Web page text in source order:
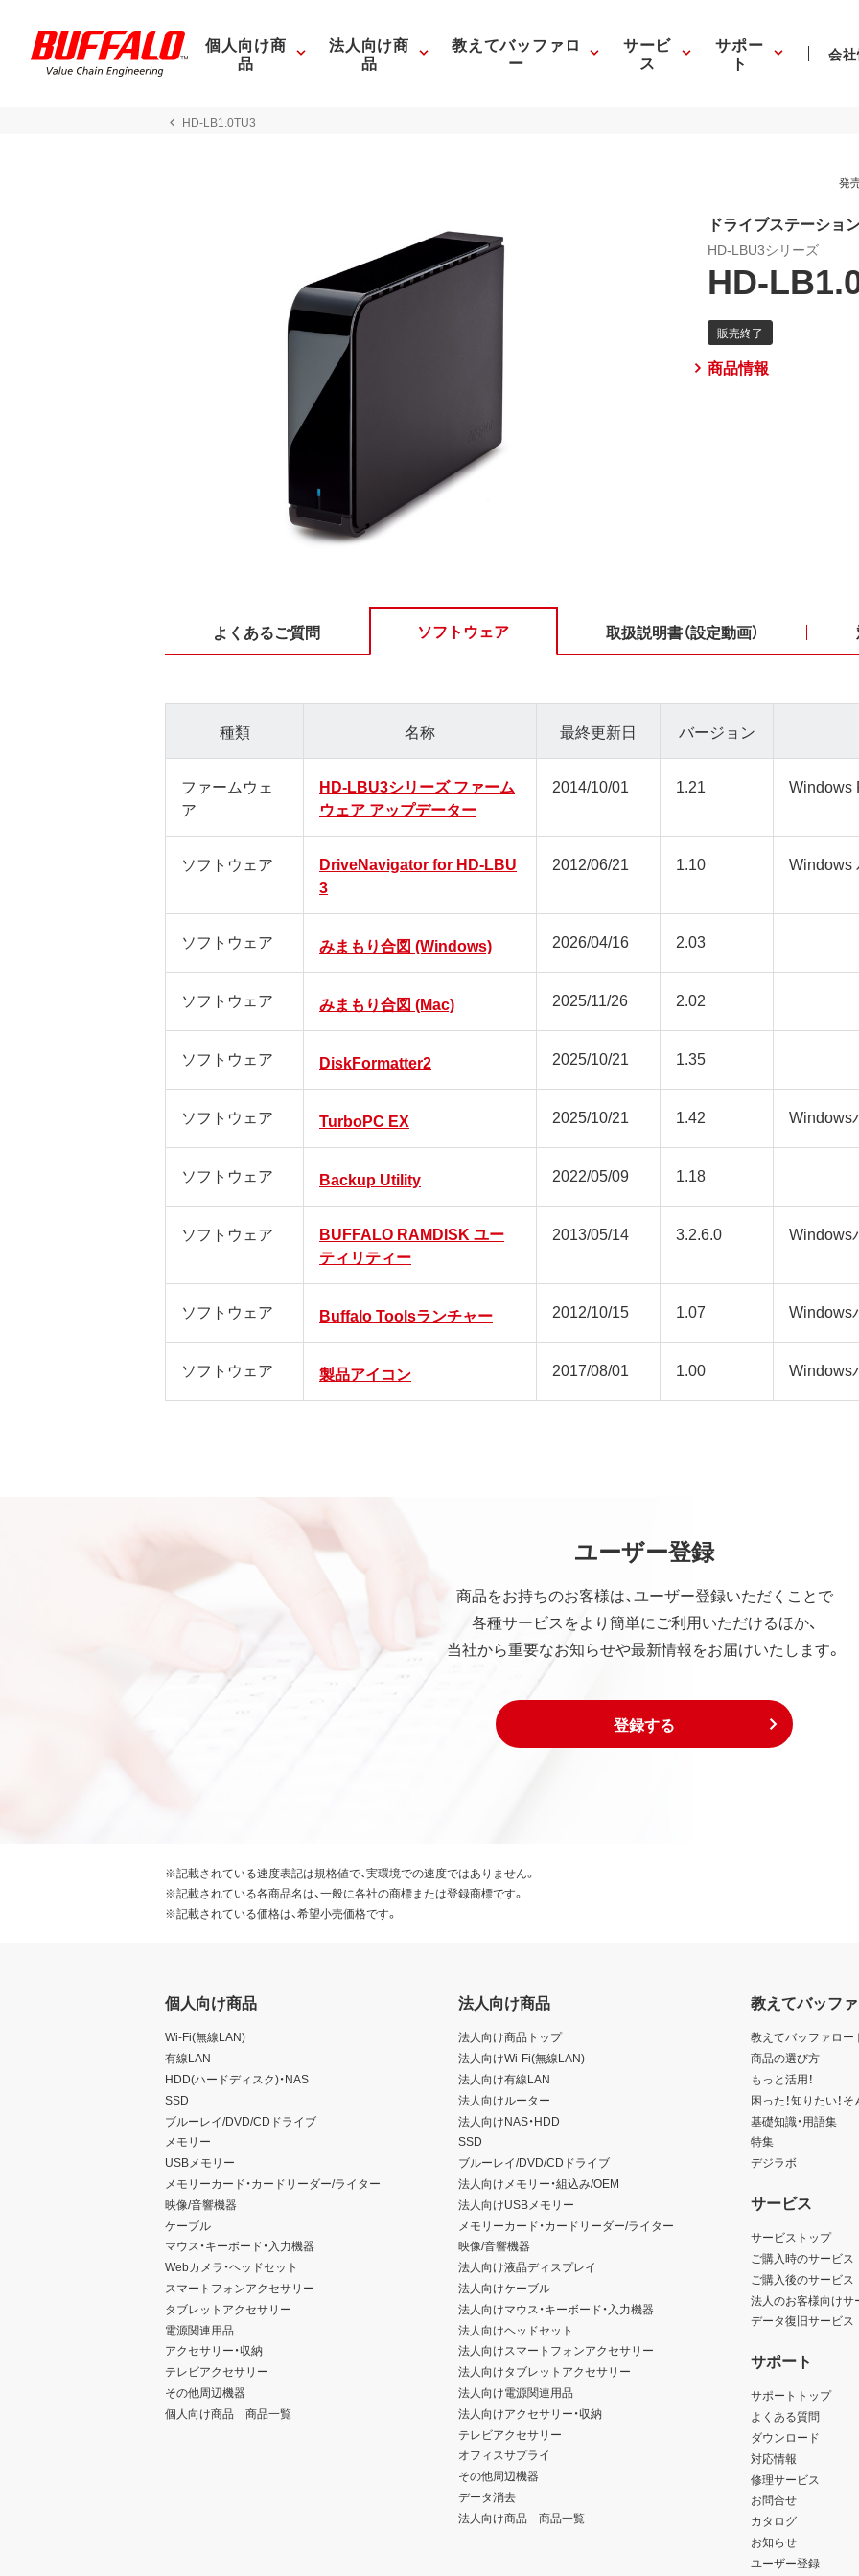
個人向け商
品
法人向け商
品
教えてバッファロ
ー
サービ
ス
サポー
ト 会
HD-LB1.0TU3
発
ドライブステーショ
HD-LBU3シリーズ
HD-
商品情報
よくあるご質問 ソフトウェア 取扱説明書（設定動画）
種類 名称 最終更新日 バージョン
ファームウェ
ア
HD-LBU3シリーズ ファーム
ウェア アップデーター
2014/10/01 1.21 Windows
ソフトウェア
DriveNavigator for HD-LBU
3
2012/06/21 1.10 Windows
ソフトウェア みまもり合図 (Windows) 2026/04/16 2.03
ソフトウェア みまもり合図 (Mac) 2025/11/26 2.02
ソフトウェア DiskFormatter2 2025/10/21 1.35
ソフトウェア TurboPC EX 2025/10/21 1.42 Windows
ソフトウェア Backup Utility 2022/05/09 1.18
ソフトウェア
BUFFALO RAMDISK ユー
ティリティー
2013/05/14 3.2.6.0 Windows
ソフトウェア Buffalo Toolsランチャー 2012/10/15 1.07 Windows
ソフトウェア 製品アイコン 2017/08/01 1.00 Windows
ユーザー登録
商品をお持ちのお客様は、ユーザー登録いただくことで
各種サービスをより簡単にご利用いただけるほか、
当社から重要なお知らせや最新情報をお届けいたします。
登録する
※記載されている速度表記は規格値で、実環境での速度ではありません。
※記載されている各商品名は、一般に各社の商標または登録商標です。
※記載されている価格は、希望小売価格です。
個人向け商品
Wi-Fi(無線LAN)
有線LAN
HDD(ハードディスク)・NAS
SSD
ブルーレイ/DVD/CDドライブ
メモリー
USBメモリー
メモリーカード・カードリーダー/ライター
映像/音響機器
ケーブル
マウス・キーボード・入力機器
Webカメラ・ヘッドセット
スマートフォンアクセサリー
タブレットアクセサリー
電源関連用品
アクセサリー・収納
テレビアクセサリー
その他周辺機器
個人向け商品 商品一覧
法人向け商品
法人向け商品トップ
法人向けWi-Fi(無線LAN)
法人向け有線LAN
法人向けルーター
法人向けNAS・HDD
SSD
ブルーレイ/DVD/CDドライブ
法人向けメモリー・組込み/OEM
法人向けUSBメモリー
メモリーカード・カードリーダー/ライター
映像/音響機器
法人向け液晶ディスプレイ
法人向けケーブル
法人向けマウス・キーボード・入力機器
法人向けヘッドセット
法人向けスマートフォンアクセサリー
法人向けタブレットアクセサリー
法人向け電源関連用品
法人向けアクセサリー・収納
テレビアクセサリー
オフィスサプライ
その他周辺機器
データ消去
法人向け商品 商品一覧
教えてバッフ
教えてバッファロー
商品の選び方
もっと活用！
困った！知りたい！
基礎知識・用語集
特集
デジラボ
サービス
サービストップ
ご購入時のサービス
ご購入後のサービス
法人のお客様向けサ
データ復旧サービス
サポート
サポートトップ
よくある質問
ダウンロード
対応情報
修理サービス
お問合せ
カタログ
お知らせ
ユーザー登録